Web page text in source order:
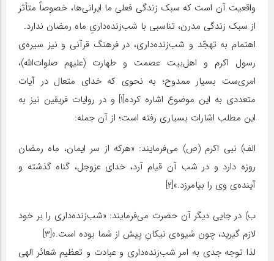
واقعیت آن است که سبک زندگی فعلی ما ایرانی‌ها، خصوصاً متأثر
از سبک زندگی مدرن، تناسبی با شب‌زنده‌داریِ ماه رمضان ندارد.
اهتمام به تهجّد و شب‌زنده‌داری، در فرهنگ قرآنی و نیز سیره‌ی
رسول اکرم و اهل‌بیت عصمت و طهارت (علیهم صلوات‌الله)،
امری‌ست بسیار ممدوح؛ به نحوی که خدای متعال در آیات
متعددی به این موضوع اشاره کرده[۱] و در روایات فریقین نیز به
این مطلب اشارات بسیاری رفته است؛ از آن جمله:
الف) نبی اکرم (ص) می‌فرمایند: «هرکه از سر ایمان، ماه رمضان
روزه دارد و در شب آن قیام آرد، خداى عزوجل، گناه گذشته و
آینده‌ی وى را بیامرزد.»[۲]
ب) در جایی دیگر آن حضرت می‌فرمایند: «شب‌زنده‌داری را بر خود
لازم گیرید، چون شیوه‌ی نیکانِ پیش از شما بوده است.»[۳]
لذا توجه جدی به امر شب‌زنده‌داری و عبادت و تعظیم شعائر الهی